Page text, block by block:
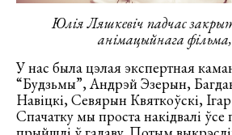
Юлія Ляшкевіч падчас
анімацыйнага
У нас была цэлая экспертная
“Будзьмы”, Андрэй Эзерын,
Навіцкі, Севярын Квяткоўскі,
Спачатку мы проста накідвалі ўсе